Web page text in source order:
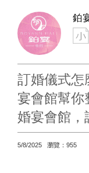
鉑
訂婚儀式怎
宴會館幫你
婚宴會館，
5/8/2025 瀏覽：955